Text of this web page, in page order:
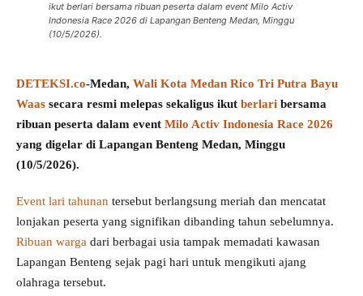
ikut berlari bersama ribuan peserta dalam event Milo Activ
Indonesia Race 2026 di Lapangan Benteng Medan, Minggu
(10/5/2026).
DETEKSI.co-Medan, Wali Kota Medan Rico Tri Putra Bayu
Waas secara resmi melepas sekaligus ikut berlari bersama
ribuan peserta dalam event Milo Activ Indonesia Race 2026
yang digelar di Lapangan Benteng Medan, Minggu
(10/5/2026).
Event lari tahunan tersebut berlangsung meriah dan mencatat
lonjakan peserta yang signifikan dibanding tahun sebelumnya.
Ribuan warga dari berbagai usia tampak memadati kawasan
Lapangan Benteng sejak pagi hari untuk mengikuti ajang
olahraga tersebut.